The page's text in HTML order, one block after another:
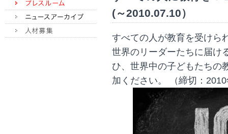
(～2010.07.10）
すべての人が教育を受けら
世界のリーダーたちに届け
ひ、世界中の子どもたちの
加ください。 （締切：